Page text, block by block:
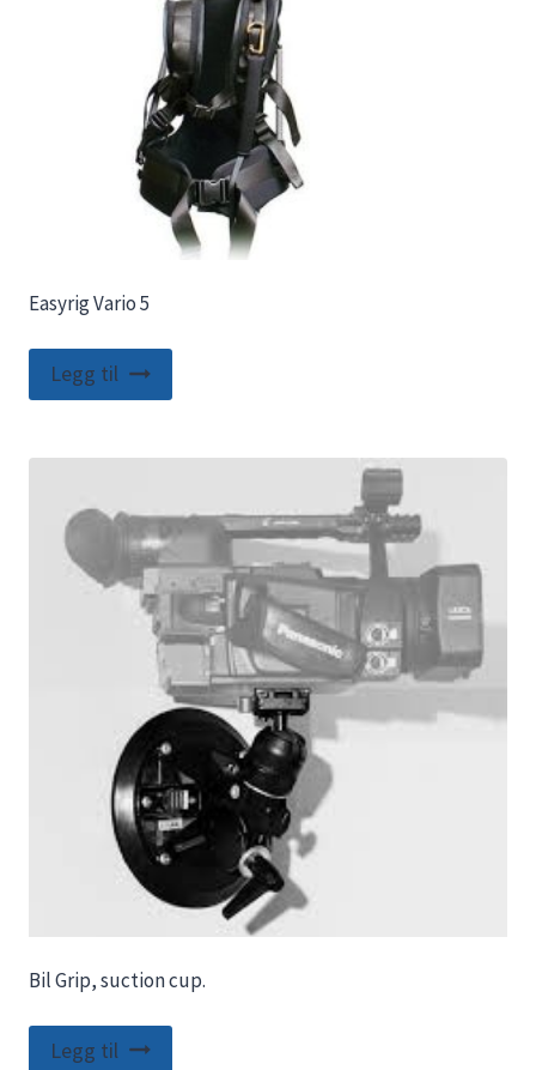
Easyrig Vario 5
Legg til
Bil Grip, suction cup.
Legg til